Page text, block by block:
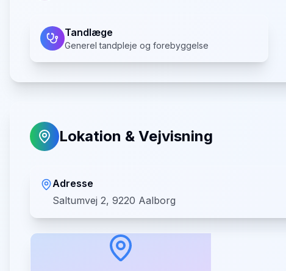
Tandlæge
Generel tandpleje og forebyggelse
Lokation & Vejvisning
Adresse
Saltumvej 2, 9220 Aalborg